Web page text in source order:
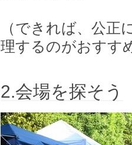
（できれば、公
理するのがおすす
2.会場を探そう